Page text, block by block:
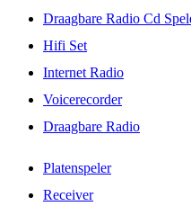
Draagbare Radio Cd
Hifi Set
Internet Radio
Voicerecorder
Draagbare Radio
Platenspeler
Receiver